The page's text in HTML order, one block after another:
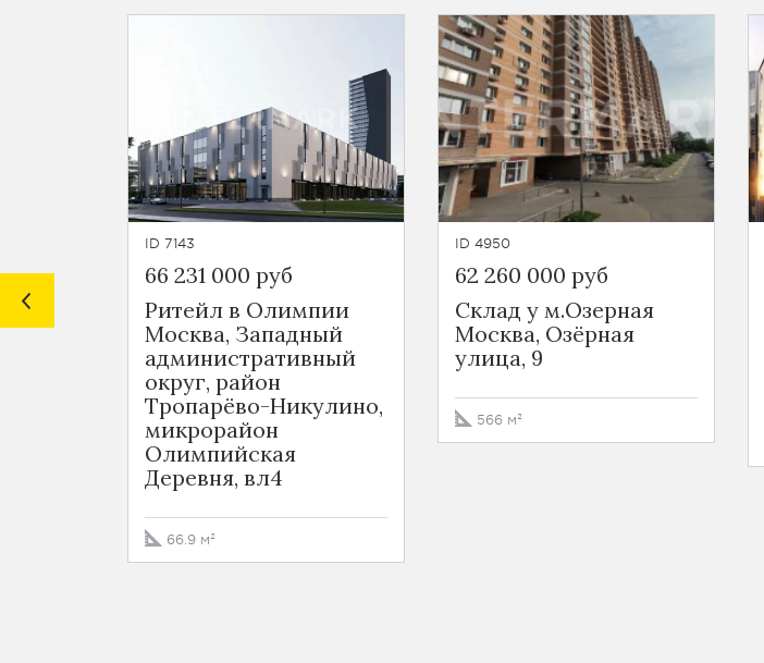
ID 7143
66 231 000 руб
Ритейл в Олимпии
Москва, Западный
административный
округ, район
Тропарёво-Никулино,
микрорайон
Олимпийская
Деревня, вл4
66.9 м²
ID 4950
62 260 000 руб
Склад у м.Озерная
Москва, Озёрная
улица, 9
566 м²